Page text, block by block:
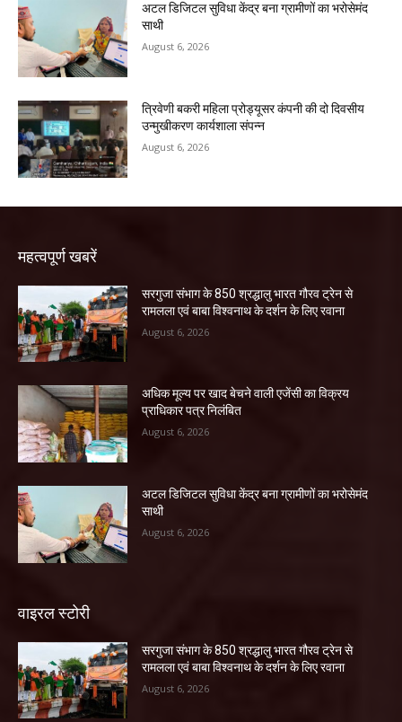
अटल डिजिटल सुविधा केंद्र बना ग्रामीणों का भरोसेमंद
साथी
August 6, 2026
त्रिवेणी बकरी महिला प्रोड्यूसर कंपनी की दो दिवसीय
उन्मुखीकरण कार्यशाला संपन्न
August 6, 2026
महत्वपूर्ण खबरें
सरगुजा संभाग के 850 श्रद्धालु भारत गौरव ट्रेन से
रामलला एवं बाबा विश्वनाथ के दर्शन के लिए रवाना
August 6, 2026
अधिक मूल्य पर खाद बेचने वाली एजेंसी का विक्रय
प्राधिकार पत्र निलंबित
August 6, 2026
अटल डिजिटल सुविधा केंद्र बना ग्रामीणों का भरोसेमंद
साथी
August 6, 2026
वाइरल स्टोरी
सरगुजा संभाग के 850 श्रद्धालु भारत गौरव ट्रेन से
रामलला एवं बाबा विश्वनाथ के दर्शन के लिए रवाना
August 6, 2026